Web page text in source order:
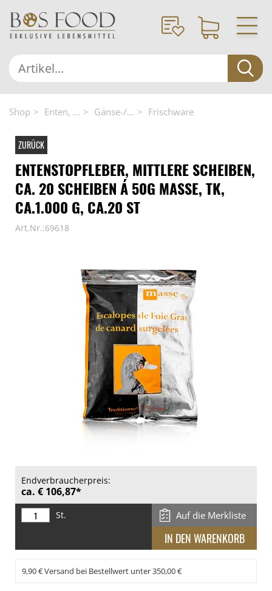
Shop Enten, ... Gänse-/... Frischware
ZURÜCK
ENTENSTOPFLEBER, MITTLERE SCHEIBEN,
CA. 20 SCHEIBEN Á 50G MASSE, TK,
CA.1.000 G, CA.20 ST
Art.Nr.:69618
Endverbraucherpreis:
ca. € 106,87*
St. Auf die Merkliste
9,90 € Versand bei Bestellwert unter 350,00 €